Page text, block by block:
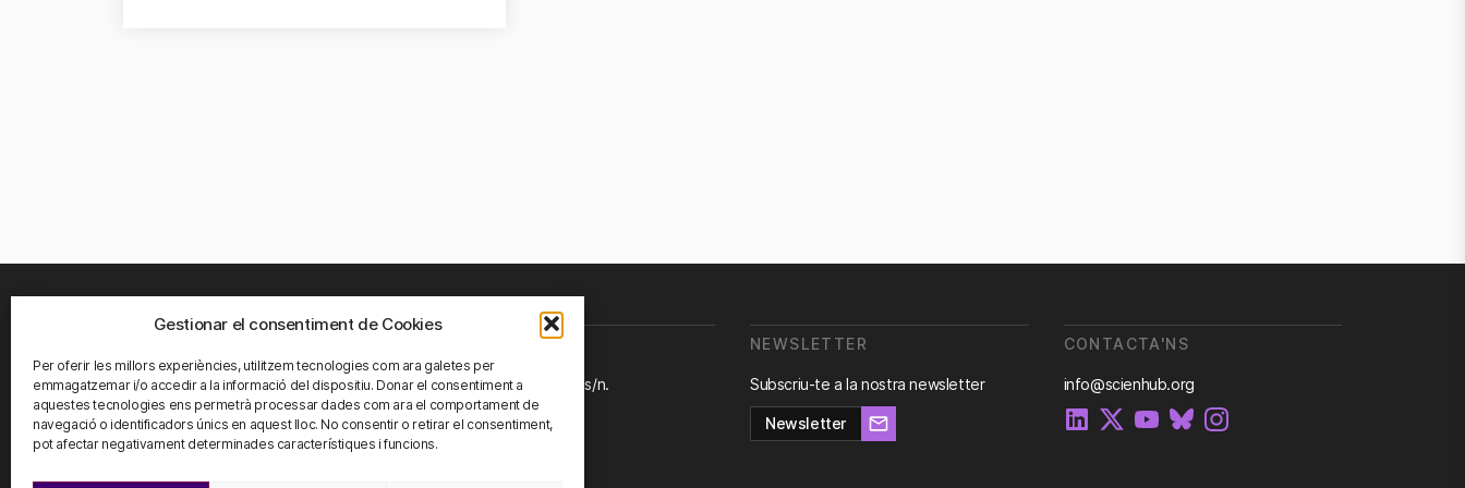
Gestionar el consentiment de Cookies
Per oferir les millors experiències, utilitzem tecnologies com ara galetes per
emmagatzemar i/o accedir a la informació del dispositiu. Donar el consentiment a
aquestes tecnologies ens permetrà processar dades com ara el comportament de
navegació o identificadors únics en aquest lloc. No consentir o retirar el consentiment,
pot afectar negativament determinades característiques i funcions.
Carretera de Canyet s/n.
08916 Badalona,
Barcelona.
NEWSLETTER
Subscriu-te a la nostra newsletter
Newsletter
CONTACTA'NS
info@scienhub.org